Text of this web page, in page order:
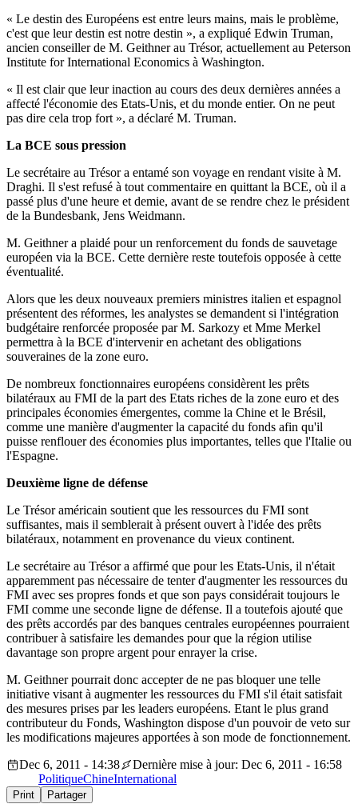
« Le destin des Européens est entre leurs mains, mais le problème,
c'est que leur destin est notre destin », a expliqué Edwin Truman,
ancien conseiller de M. Geithner au Trésor, actuellement au Peterson
Institute for International Economics à Washington.
« Il est clair que leur inaction au cours des deux dernières années a
affecté l'économie des Etats-Unis, et du monde entier. On ne peut
pas dire cela trop fort », a déclaré M. Truman.
La BCE sous pression
Le secrétaire au Trésor a entamé son voyage en rendant visite à M.
Draghi. Il s'est refusé à tout commentaire en quittant la BCE, où il a
passé plus d'une heure et demie, avant de se rendre chez le président
de la Bundesbank, Jens Weidmann.
M. Geithner a plaidé pour un renforcement du fonds de sauvetage
européen via la BCE. Cette dernière reste toutefois opposée à cette
éventualité.
Alors que les deux nouveaux premiers ministres italien et espagnol
présentent des réformes, les analystes se demandent si l'intégration
budgétaire renforcée proposée par M. Sarkozy et Mme Merkel
permettra à la BCE d'intervenir en achetant des obligations
souveraines de la zone euro.
De nombreux fonctionnaires européens considèrent les prêts
bilatéraux au FMI de la part des Etats riches de la zone euro et des
principales économies émergentes, comme la Chine et le Brésil,
comme une manière d'augmenter la capacité du fonds afin qu'il
puisse renflouer des économies plus importantes, telles que l'Italie ou
l'Espagne.
Deuxième ligne de défense
Le Trésor américain soutient que les ressources du FMI sont
suffisantes, mais il semblerait à présent ouvert à l'idée des prêts
bilatéraux, notamment en provenance du vieux continent.
Le secrétaire au Trésor a affirmé que pour les Etats-Unis, il n'était
apparemment pas nécessaire de tenter d'augmenter les ressources du
FMI avec ses propres fonds et que son pays considérait toujours le
FMI comme une seconde ligne de défense. Il a toutefois ajouté que
des prêts accordés par des banques centrales européennes pourraient
contribuer à satisfaire les demandes pour que la région utilise
davantage son propre argent pour enrayer la crise.
M. Geithner pourrait donc accepter de ne pas bloquer une telle
initiative visant à augmenter les ressources du FMI s'il était satisfait
des mesures prises par les leaders européens. Etant le plus grand
contributeur du Fonds, Washington dispose d'un pouvoir de veto sur
les modifications majeures apportées à son mode de fonctionnement.
Dec 6, 2011 - 14:38
Dernière mise à jour: Dec 6, 2011 - 16:58
PolitiqueChineInternational
Print Partager